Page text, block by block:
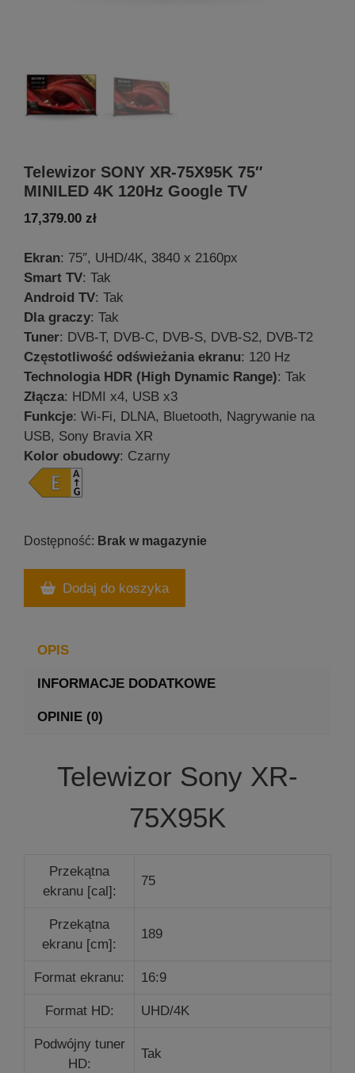
Telewizor SONY XR-75X95K 75″
MINILED 4K 120Hz Google TV
17,379.00 zł
Ekran: 75″, UHD/4K, 3840 x 2160px
Smart TV: Tak
Android TV: Tak
Dla graczy: Tak
Tuner: DVB-T, DVB-C, DVB-S, DVB-S2, DVB-T2
Częstotliwość odświeżania ekranu: 120 Hz
Technologia HDR (High Dynamic Range): Tak
Złącza: HDMI x4, USB x3
Funkcje: Wi-Fi, DLNA, Bluetooth, Nagrywanie na
USB, Sony Bravia XR
Kolor obudowy: Czarny
Brak w magazynie
Dodaj do koszyka
OPIS
INFORMACJE DODATKOWE
OPINIE (0)
Telewizor Sony XR-
75X95K
Przekątna
ekranu [cal]:
75
Przekątna
ekranu [cm]:
189
Format ekranu: 16:9
Format HD: UHD/4K
Podwójny tuner
HD:
Tak